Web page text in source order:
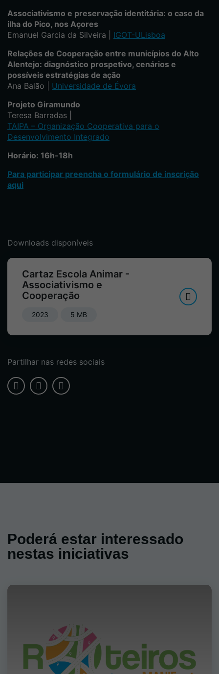
Associativismo e preservação identitária: o caso da
ilha do Pico, nos Açores
Emanuel Garcia da Silveira | IGOT-ULisboa
Relações de Cooperação entre municípios do Alto
Alentejo: diagnóstico prospetivo, cenários e
possíveis estratégias de ação
Ana Balão | Universidade de Évora
Projeto Giramundo
Teresa Barradas |
TAIPA – Organização Cooperativa para o
Desenvolvimento Integrado
Horário: 16h-18h
Para participar preencha o formulário de inscrição
aqui
Downloads disponíveis
Cartaz Escola Animar -
Associativismo e
Cooperação
2023 5 MB
Partilhar nas redes sociais
Poderá estar interessado
nestas iniciativas